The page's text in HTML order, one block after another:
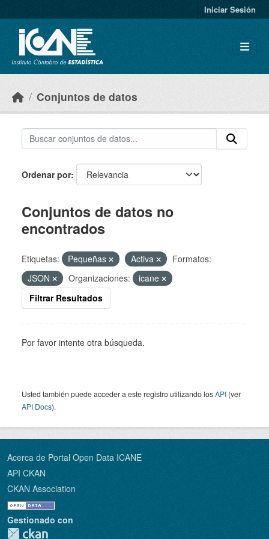
Iniciar Sesión
Conjuntos de datos
Ordenar por
Conjuntos de datos no
encontrados
Etiquetas: Pequeñas Activa
Formatos:
JSON
Organizaciones:
icane
Filtrar Resultados
Por favor intente otra búsqueda.
Usted también puede acceder a este registro utilizando losAPI (ver
API Docs).
Acerca de Portal Open Data ICANE
API CKAN
CKAN Association
Gestionado con